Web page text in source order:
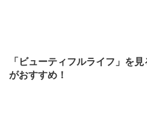
「ビューティフルライフ」を
がおすすめ！